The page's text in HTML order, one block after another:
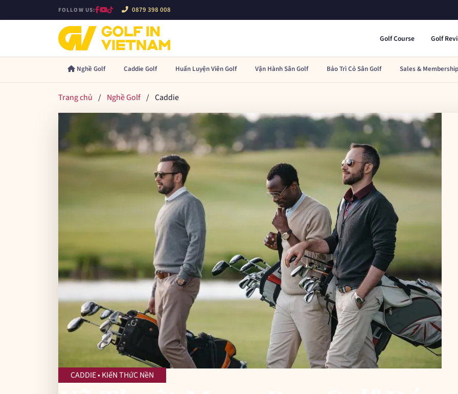
FOLLOW US: 0879 398 008
Golf Course Golf
Nghề Golf Caddie Golf Huấn Luyện Viên Golf Vận Hành Sân Golf Bảo Trì Cỏ Sân Golf Sales &
Trang chủ / Nghề Golf / Caddie
CADDIE • KIếN THứC NềN